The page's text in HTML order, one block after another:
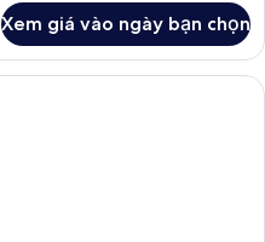
Xem giá vào ngày bạn chọn
Phòng Deluxe | Bộ trải giường